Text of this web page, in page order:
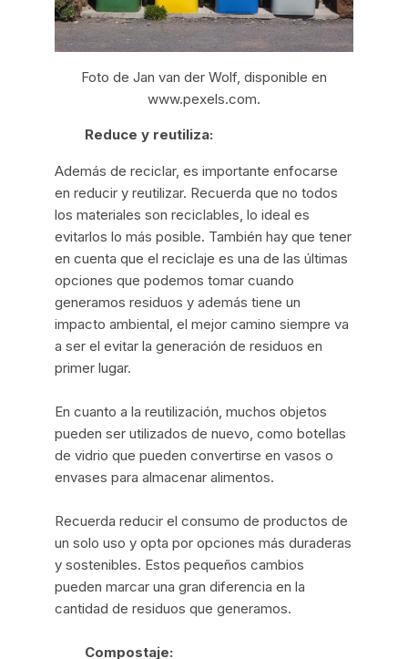
Foto de Jan van der Wolf, disponible en
www.pexels.com.
Reduce y reutiliza:
Además de reciclar, es importante enfocarse
en reducir y reutilizar. Recuerda que no todos
los materiales son reciclables, lo ideal es
evitarlos lo más posible. También hay que tener
en cuenta que el reciclaje es una de las últimas
opciones que podemos tomar cuando
generamos residuos y además tiene un
impacto ambiental, el mejor camino siempre va
a ser el evitar la generación de residuos en
primer lugar.
En cuanto a la reutilización, muchos objetos
pueden ser utilizados de nuevo, como botellas
de vidrio que pueden convertirse en vasos o
envases para almacenar alimentos.
Recuerda reducir el consumo de productos de
un solo uso y opta por opciones más duraderas
y sostenibles. Estos pequeños cambios
pueden marcar una gran diferencia en la
cantidad de residuos que generamos.
Compostaje: